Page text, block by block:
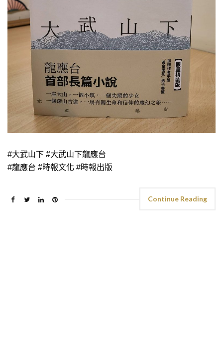
#大武山下 #大武山下龍應台
#龍應台 #時報文化 #時報出版
Continue Reading